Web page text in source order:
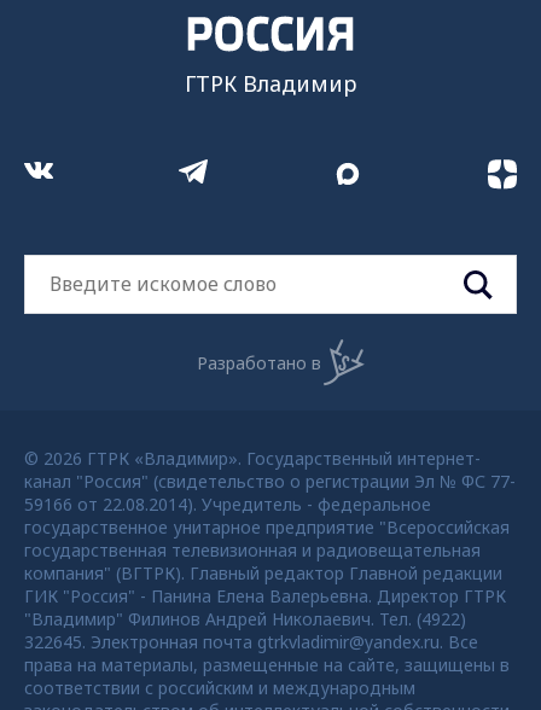
ГТРК Владимир
Разработано в
© 2026 ГТРК «Владимир». Государственный интернет-
канал "Россия" (свидетельство о регистрации Эл № ФС 77-
59166 от 22.08.2014). Учредитель - федеральное
государственное унитарное предприятие "Всероссийская
государственная телевизионная и радиовещательная
компания" (ВГТРК). Главный редактор Главной редакции
ГИК "Россия" - Панина Елена Валерьевна. Директор ГТРК
"Владимир" Филинов Андрей Николаевич. Тел. (4922)
322645. Электронная почта gtrkvladimir@yandex.ru. Все
права на материалы, размещенные на сайте, защищены в
соответствии с российским и международным